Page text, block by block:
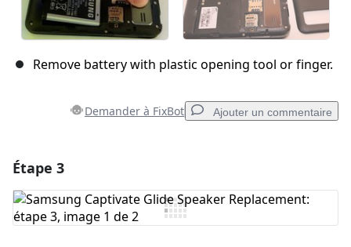
Remove battery with plastic opening tool or finger.
Demander à FixBot Ajouter un commentaire
Ajouter un commentaire
Étape 3